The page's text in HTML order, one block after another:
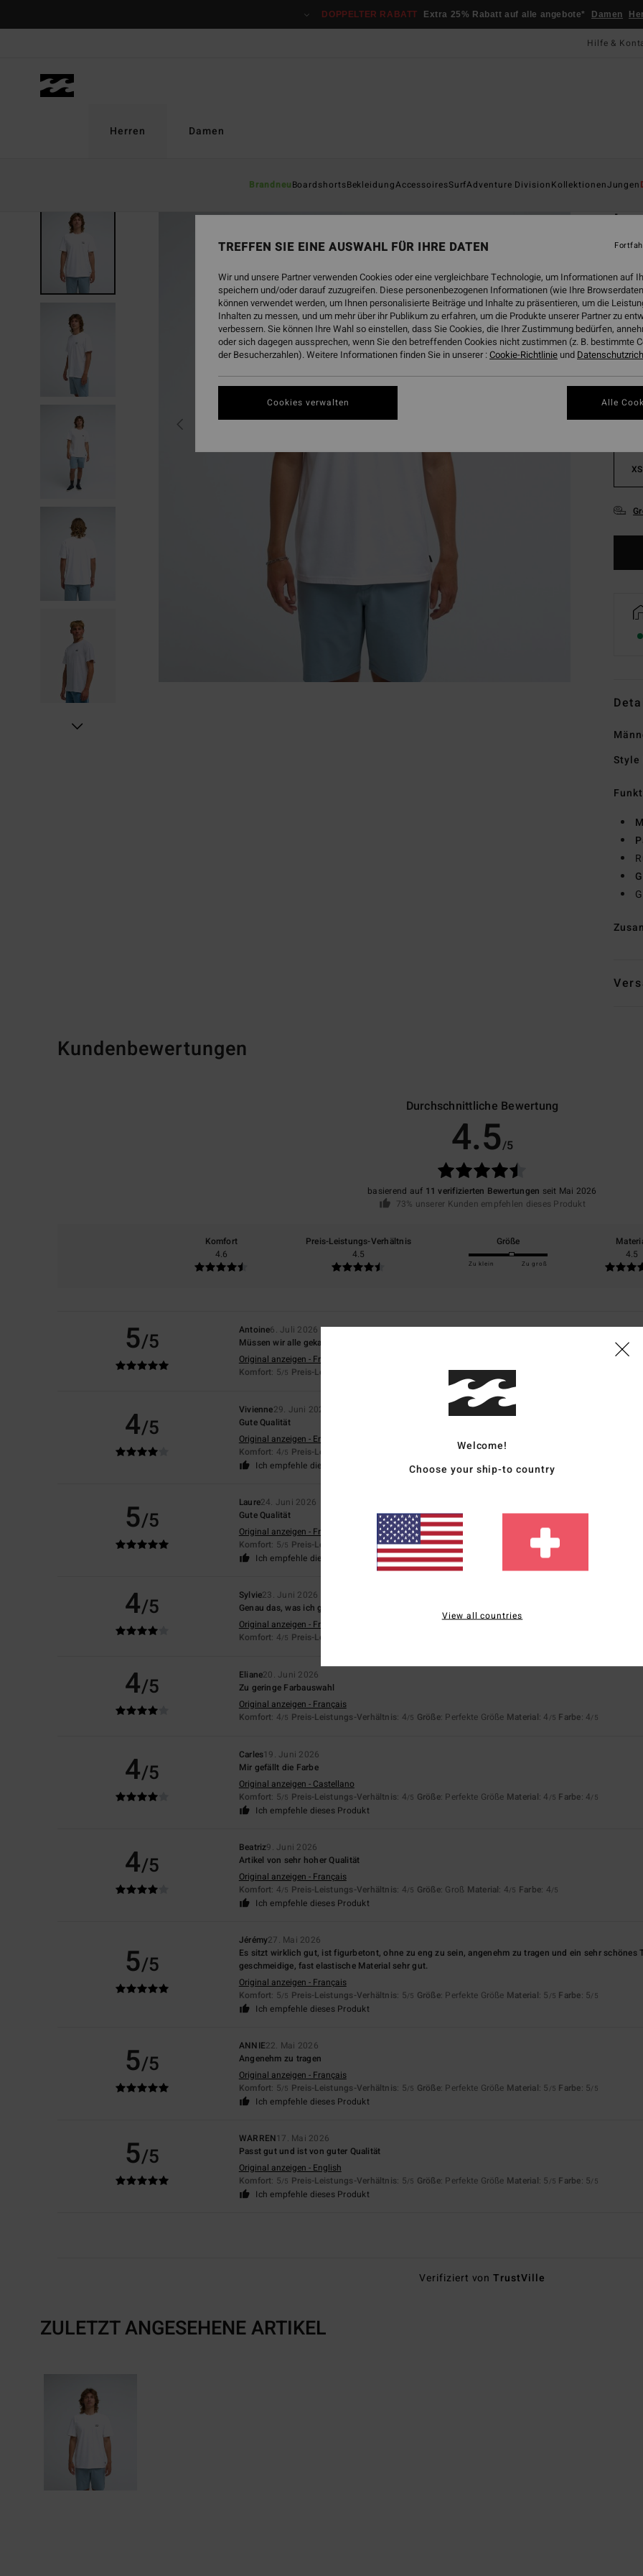
DOPPELTER RABATT Extra 25% Rabatt auf alle angebote* Damen
Hilfe &
Herren
BrandneuBoardshortsBekleidungAccessoiresSurfAdventure DivisionKollektionenJungen
Damen
ECO-
Farbe
XS
Style
Kundenbewertungen
Durchschnittliche Bewertung
4.5/5
basierend auf 11 verifizierten Bewertungen seit Mai 2026
73% unserer Kunden empfehlen dieses Produkt
Komfort
4.6
Preis-Leistungs-Verhältnis
4.5
Größe
Zu klein Zu groß
4.5
5/5 Antoine6. Juli 2026
Müssen wir alle gekauften Produkte einzeln bearbeiten?????
Original anzeigen - Français
Komfort: 5/5 Preis-Leistungs-Verhältnis : Perfekte GrößeMaterial
4/5
Vivienne29. Juni 2026
Gute Qualität
Original anzeigen - English
Komfort: 4/5 Preis-Leistungs-Verhältnis : Perfekte Größe
Ich empfehle dieses Produkt
5/5
Laure24. Juni 2026
Gute Qualität
Original anzeigen - Français
Komfort: 5/5 Preis-Leistungs-Verhältnis: 5/5 Größe: Groß Farbe : 5/5
Ich empfehle dieses Produkt
4/5 Sylvie23. Juni 2026
Genau das, was ich gesucht habe
Original anzeigen - Français
Komfort: 4/5 Preis-Leistungs-Verhältnis
4/5 Eliane20. Juni 2026
Zu geringe Farbauswahl
Original anzeigen - Français
Komfort: 4/5 Preis-Leistungs-Verhältnis: 4/5 Größe: Perfekte Größe Material: 4 /5 Farbe: 4/5
4/5
Carles19. Juni 2026
Mir gefällt die Farbe
Original anzeigen - Castellano
Komfort: 5/5 Preis-Leistungs-Verhältnis: 4/5 Größe: Perfekte Größe Material: 4 /5 Farbe: 4/5
Ich empfehle dieses Produkt
4/5
Beatriz9. Juni 2026
Artikel von sehr hoher Qualität
Original anzeigen - Français
Komfort: 4/5 Preis-Leistungs-Verhältnis: 4/5 Größe: Groß Material: 4/5 Farbe: 4/5
Ich empfehle dieses Produkt
5/5
Jérémy27. Mai 2026
Es sitzt wirklich gut, ist figurbetont, ohne zu eng zu sein, angenehm zu tragen und ein sehr schönes
geschmeidige, fast elastische Material sehr gut.
Original anzeigen - Français
Komfort: 5/5 Preis-Leistungs-Verhältnis: 5/5 Größe: Perfekte Größe Material: 5 /5 Farbe: 5/5
Ich empfehle dieses Produkt
5/5
ANNIE22. Mai 2026
Angenehm zu tragen
Original anzeigen - Français
Komfort: 5/5 Preis-Leistungs-Verhältnis: 5/5 Größe: Perfekte Größe Material: 5 /5 Farbe: 5/5
Ich empfehle dieses Produkt
5/5
WARREN17. Mai 2026
Passt gut und ist von guter Qualität
Original anzeigen - English
Komfort: 5/5 Preis-Leistungs-Verhältnis: 5/5 Größe: Perfekte Größe Material: 5 /5 Farbe: 5/5
Ich empfehle dieses Produkt
Verifiziert vonTrustVille
ZULETZT ANGESEHENE ARTIKEL
Welcome!
Choose your ship-to country
View all countries
TREFFEN SIE EINE AUSWAHL FÜR IHRE DATEN
Wir und unsere Partner verwenden Cookies oder eine vergleichbare Technologie, um Informationen auf
speichern und/oder darauf zuzugreifen. Diese personenbezogenen Informationen (wie Ihre
können verwendet werden, um Ihnen personalisierte Beiträge und Inhalte zu präsentieren, um die
Inhalten zu messen, und um mehr über ihr Publikum zu erfahren, um die Produkte unserer Partner zu
verbessern. Sie können Ihre Wahl so einstellen, dass Sie Cookies, die Ihrer Zustimmung bedürfen,
oder sich dagegen aussprechen, wenn Sie den betreffenden Cookies nicht zustimmen (z. B. bestimmte
der Besucherzahlen). Weitere Informationen finden Sie in unserer :Cookie-Richtlinie und
Cookies verwalten Alle